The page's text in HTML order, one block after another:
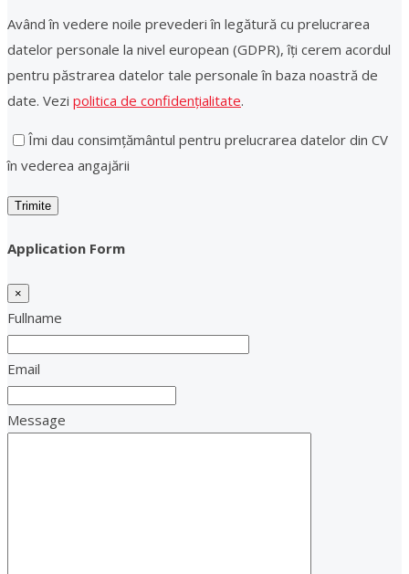
Având în vedere noile prevederi în legătură cu prelucrarea
datelor personale la nivel european (GDPR), îți cerem acordul
pentru păstrarea datelor tale personale în baza noastră de
date. Vezi politica de confidențialitate.
Îmi dau consimțământul pentru prelucrarea datelor din CV
în vederea angajării
Application Form
×
Fullname
Email
Message